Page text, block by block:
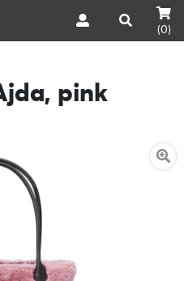
(0)
pink